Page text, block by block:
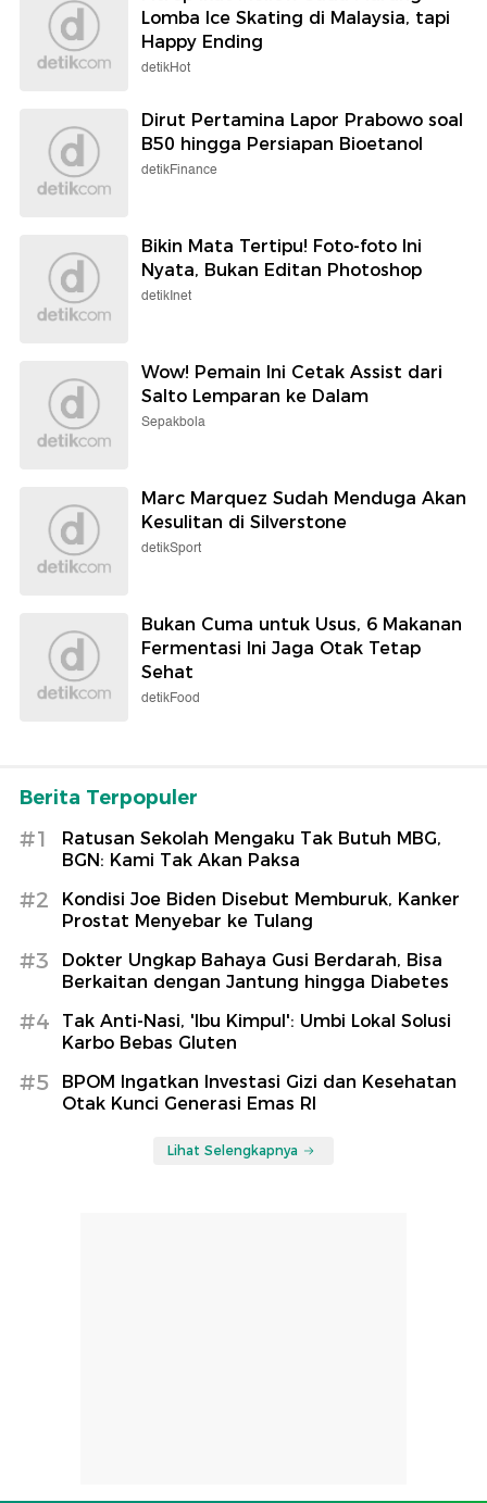
Lomba Ice Skating di Malaysia, tapi
Happy Ending
detikHot
Dirut Pertamina Lapor Prabowo soal
B50 hingga Persiapan Bioetanol
detikFinance
Bikin Mata Tertipu! Foto-foto Ini
Nyata, Bukan Editan Photoshop
detikInet
Wow! Pemain Ini Cetak Assist dari
Salto Lemparan ke Dalam
Sepakbola
Marc Marquez Sudah Menduga Akan
Kesulitan di Silverstone
detikSport
Bukan Cuma untuk Usus, 6 Makanan
Fermentasi Ini Jaga Otak Tetap
Sehat
detikFood
Berita Terpopuler
#1
Ratusan Sekolah Mengaku Tak Butuh MBG,
BGN: Kami Tak Akan Paksa
#2
Kondisi Joe Biden Disebut Memburuk, Kanker
Prostat Menyebar ke Tulang
#3
Dokter Ungkap Bahaya Gusi Berdarah, Bisa
Berkaitan dengan Jantung hingga Diabetes
#4
Tak Anti-Nasi, 'Ibu Kimpul': Umbi Lokal Solusi
Karbo Bebas Gluten
#5
BPOM Ingatkan Investasi Gizi dan Kesehatan
Otak Kunci Generasi Emas RI
Lihat Selengkapnya